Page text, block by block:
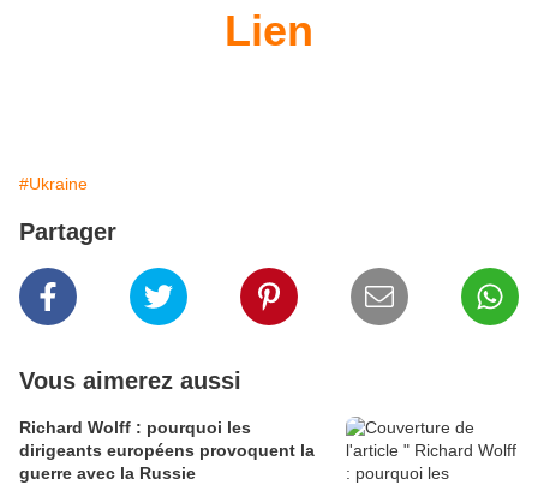
Lien
#Ukraine
Partager
Vous aimerez aussi
Richard Wolff : pourquoi les
dirigeants européens provoquent la
guerre avec la Russie